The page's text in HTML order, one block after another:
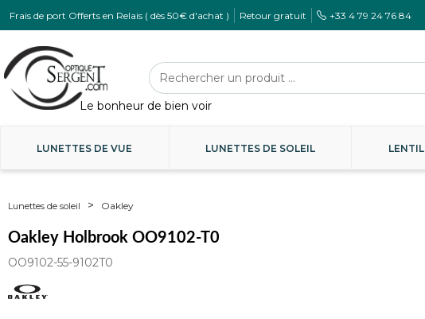
Frais de port Offerts en Relais ( dès 50€ d'achat ) Retour gratuit +33 4 79 24 76 84
LUNETTES DE VUE LUNETTES DE SOLEIL
Lunettes de soleil Oakley
Oakley Holbrook OO9102-T0
OO9102-55-9102T0